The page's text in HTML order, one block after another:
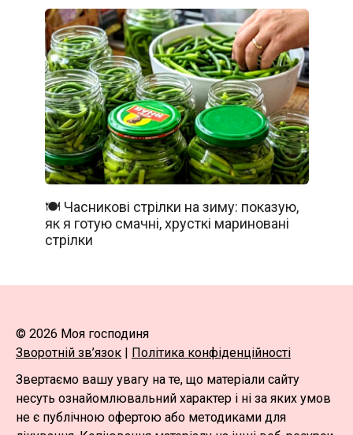
🍽️ Часникові стрілки на зиму: показую,
як я готую смачні, хрусткі мариновані
стрілки
© 2026 Моя господиня
Зворотній зв’язок
Політика конфіденційності
Звертаємо вашу увагу на те, що матеріали сайту
несуть ознайомлювальний характер і ні за яких умов
не є публічною офертою або методиками для